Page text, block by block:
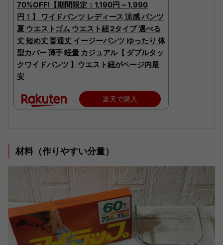
70%OFF!【期間限定：1,190円～1,990
円！】 ワイドパンツ レディース 涼感 パンツ
夏 ウエストゴム ウエスト紐 2タイプ 選べる
丈 短め丈 普通丈 イージーパンツ ゆったり 体
型カバー 薄手 軽量 カジュアル【 ダブルタッ
クワイドパンツ 】ウエスト紐がページ内最
安
楽天で購入
材料（作りやすい分量）